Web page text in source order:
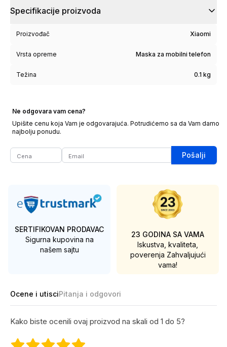
Specifikacije proizvoda
Proizvođač Xiaomi
Vrsta opreme Maska za mobilni telefon
Težina 0.1 kg
Ne odgovara vam cena?
Upišite cenu koja Vam je odgovarajuća. Potrudićemo sa da Vam damo
najbolju ponudu.
Pošalji
SERTIFIKOVAN PRODAVAC
Sigurna kupovina na
našem sajtu
23 GODINA SA VAMA
Iskustva, kvaliteta,
poverenja Zahvaljujući
vama!
Ocene i utisciPitanja i odgovori
Kako biste ocenili ovaj proizvod na skali od 1 do 5?